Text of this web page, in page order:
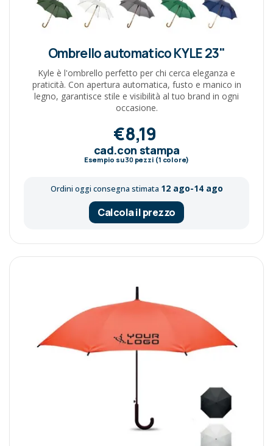
Ombrello automatico KYLE 23"
Kyle è l'ombrello perfetto per chi cerca eleganza e
praticità. Con apertura automatica, fusto e manico in
legno, garantisce stile e visibilità al tuo brand in ogni
occasione.
€8,19
cad.con stampa
Esempio su30pezzi (1 colore)
Ordini oggi consegna stimata 12 ago-14 ago
Calcola il prezzo